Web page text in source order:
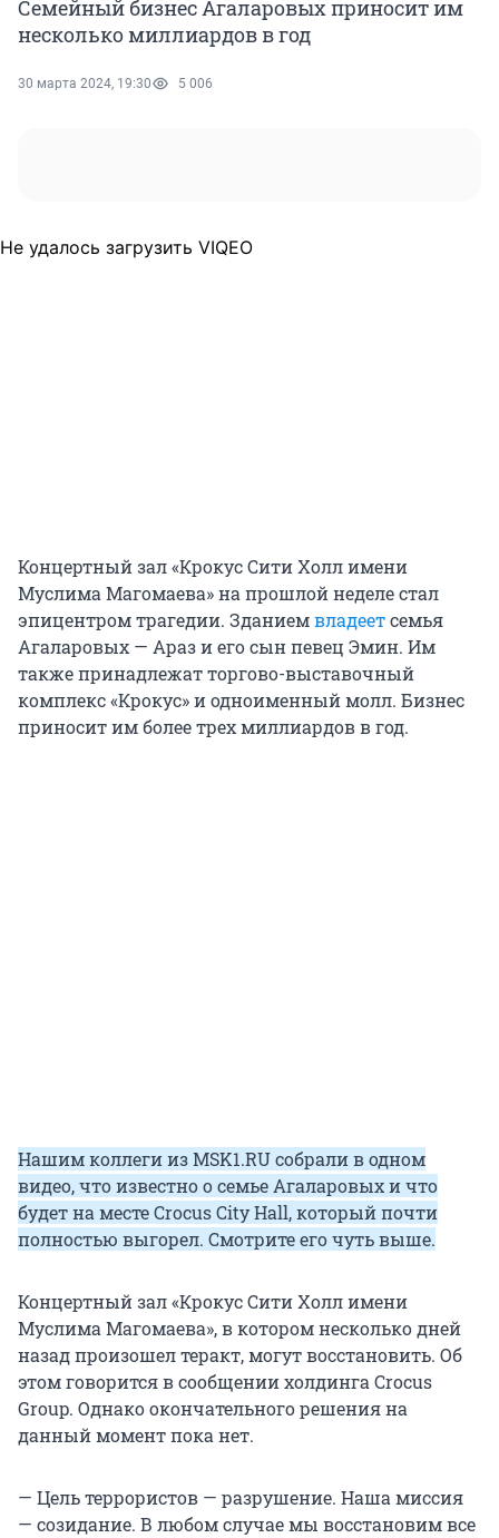
Семейный бизнес Агаларовых приносит им
несколько миллиардов в год
30 марта 2024, 19:30 5 006
Не удалось загрузить VIQEO
Концертный зал «Крокус Сити Холл имени
Муслима Магомаева» на прошлой неделе стал
эпицентром трагедии. Зданиемвладеетсемья
Агаларовых — Араз и его сын певец Эмин. Им
также принадлежат торгово-выставочный
комплекс «Крокус» и одноименный молл. Бизнес
приносит им более трех миллиардов в год.
Нашим коллеги из MSK1.RU собрали в одном
видео, что известно о семье Агаларовых и что
будет на месте Crocus City Hall, который почти
полностью выгорел. Смотрите его чуть выше.
Концертный зал «Крокус Сити Холл имени
Муслима Магомаева», в котором несколько дней
назад произошел теракт, могут восстановить. Об
этом говорится в сообщении холдинга Crocus
Group. Однако окончательного решения на
данный момент пока нет.
— Цель террористов — разрушение. Наша миссия
— созидание. В любом случае мы восстановим все